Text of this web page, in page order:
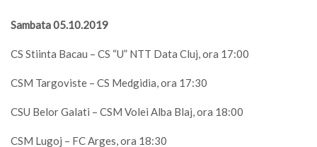
Sambata 05.10.2019
CS Stiinta Bacau – CS “U” NTT Data Cluj, ora 17:00
CSM Targoviste – CS Medgidia, ora 17:30
CSU Belor Galati – CSM Volei Alba Blaj, ora 18:00
CSM Lugoj – FC Arges, ora 18:30